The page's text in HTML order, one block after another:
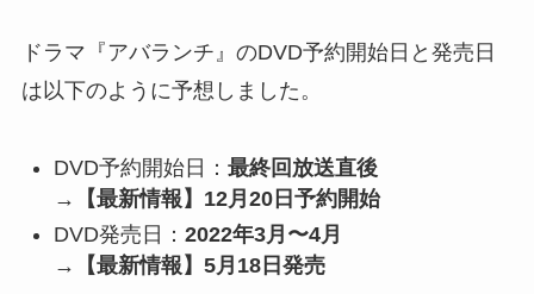
ドラマ『アバランチ』のDVD予約開始日と発売日
は以下のように予想しました。
DVD予約開始日： 最終回放送直後
→【最新情報】12月20日予約開始
DVD発売日： 2022年3月〜4月
→【最新情報】5月18日発売